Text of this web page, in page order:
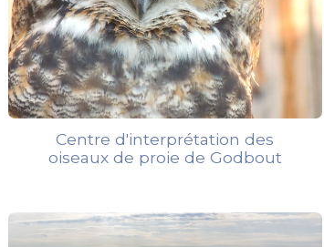
Centre d'interprétation des
oiseaux de proie de Godbout